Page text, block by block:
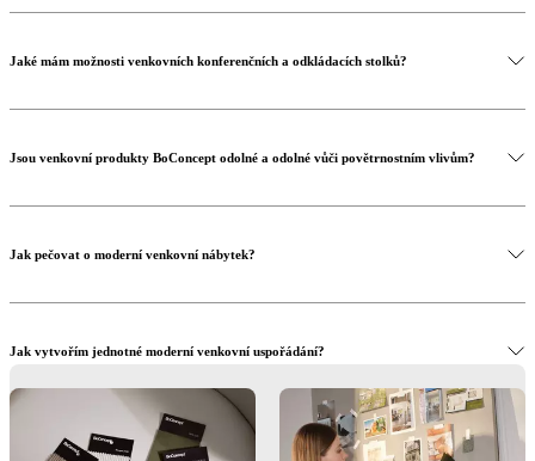
Jaké mám možnosti venkovních konferenčních a odkládacích stolků?
Nakupovat venkovní nábytek
Jsou venkovní produkty BoConcept odolné a odolné vůči povětrnostním vlivům?
Jak pečovat o moderní venkovní nábytek?
Jak vytvořím jednotné moderní venkovní uspořádání?
Jak mohu použít venkovní dekorace k dokončení svého prostoru?